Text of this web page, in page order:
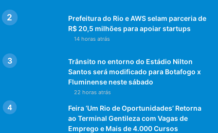
Prefeitura do Rio e AWS selam parceria de
R$ 20,5 milhões para apoiar startups
14 horas atrás
Trânsito no entorno do Estádio Nilton
Santos será modificado para Botafogo x
Fluminense neste sábado
22 horas atrás
Feira ‘Um Rio de Oportunidades’ Retorna
ao Terminal Gentileza com Vagas de
Emprego e Mais de 4.000 Cursos